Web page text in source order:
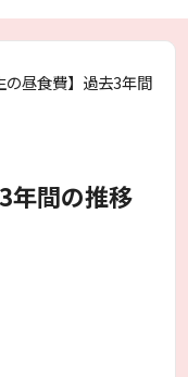
の昼食費】過去3年間
年間の推移